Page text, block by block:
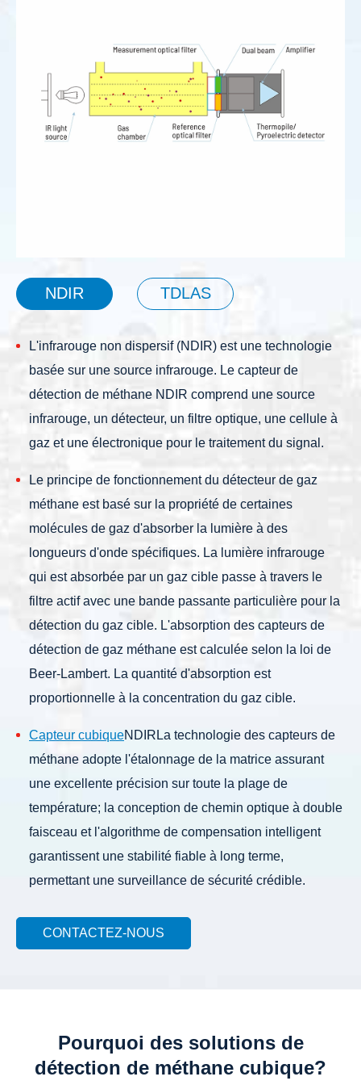
NDIR TDLAS
L'infrarouge non dispersif (NDIR) est une technologie
basée sur une source infrarouge. Le capteur de
détection de méthane NDIR comprend une source
infrarouge, un détecteur, un filtre optique, une cellule à
gaz et une électronique pour le traitement du signal.
Le principe de fonctionnement du détecteur de gaz
méthane est basé sur la propriété de certaines
molécules de gaz d'absorber la lumière à des
longueurs d'onde spécifiques. La lumière infrarouge
qui est absorbée par un gaz cible passe à travers le
filtre actif avec une bande passante particulière pour la
détection du gaz cible. L'absorption des capteurs de
détection de gaz méthane est calculée selon la loi de
Beer-Lambert. La quantité d'absorption est
proportionnelle à la concentration du gaz cible.
Capteur cubiqueNDIR La technologie des capteurs de
méthane adopte l'étalonnage de la matrice assurant
une excellente précision sur toute la plage de
température; la conception de chemin optique à double
faisceau et l'algorithme de compensation intelligent
garantissent une stabilité fiable à long terme,
permettant une surveillance de sécurité crédible.
une technologie laser à bande étroite.
méthane TDLASSe compose principalement d'une
d'absorption du gaz cible par modulation périodique du
courant d'entrée. Après absorption ciblée de gaz, la
CONTACTEZ-NOUS
Pourquoi des solutions de
détection de méthane cubique?